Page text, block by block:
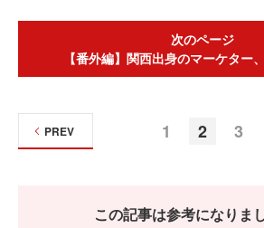
次のページ
【番外編】関西出身のマーケター
1 2 3
PREV
この記事は参考になりま